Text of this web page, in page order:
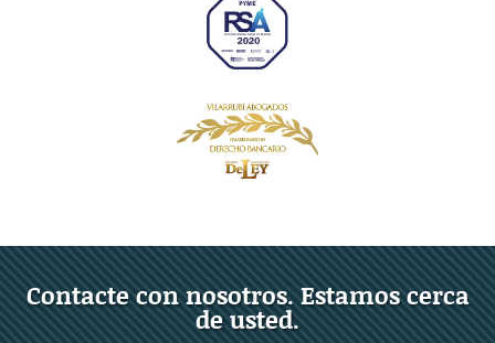
Contacte con nosotros. Estamos cerca
de usted.